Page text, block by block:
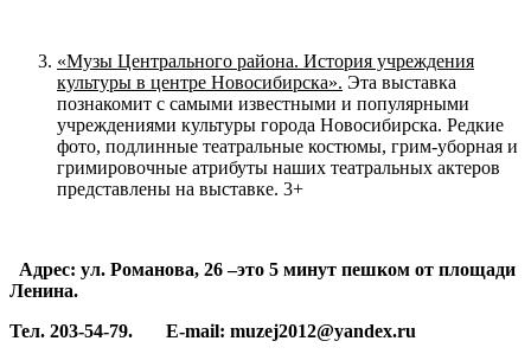
«Музы Центрального района. История учреждения
культуры в центре Новосибирска». Эта выставка
познакомит с самыми известными и популярными
учреждениями культуры города Новосибирска. Редкие
фото, подлинные театральные костюмы, грим-уборная и
гримировочные атрибуты наших театральных актеров
представлены на выставке. 3+
Адрес: ул. Романова, 26 –это 5 минут пешком от площади
Ленина.
Тел. 203-54-79. E-mail: muzej2012@yandex.ru